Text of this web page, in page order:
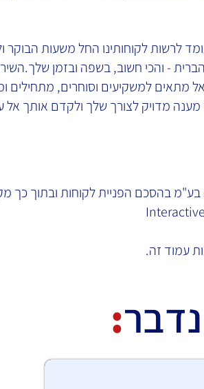
לרשות לקוחותינו החל משעות הבוקר
- והכי חשוב, בשפה ובזמן שלך.
מתאים למשקיעים וסוחרים, מתחילים
מדויק לצורך שלך ולקדם אותך אל
בהסכם הפניית לקוחות ובתוך כך
עמוד זה.
: